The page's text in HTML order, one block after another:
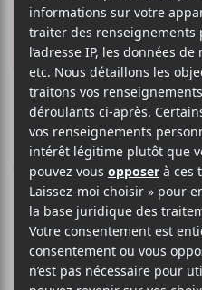
Écoute
Trace
Chiba